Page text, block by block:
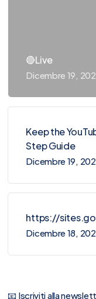
🔴Live
Dicembre 19,
Keep the
Step Guide
Dicembre 19,
https://
Dicembre 18,
📧 Iscriviti alla